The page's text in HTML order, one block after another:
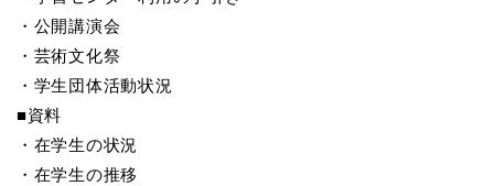
・公開講演会
・芸術文化祭
・学生団体活動状況
■資料
・在学生の状況
・在学生の推移